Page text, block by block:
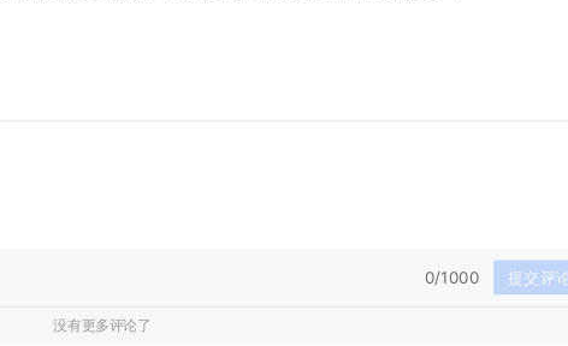
0/1000 提交评
没有更多评论了